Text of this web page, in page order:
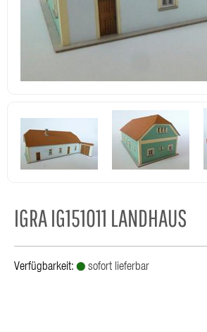
IGRA IG151011 LANDHAUS
Verfügbarkeit: sofort lieferbar